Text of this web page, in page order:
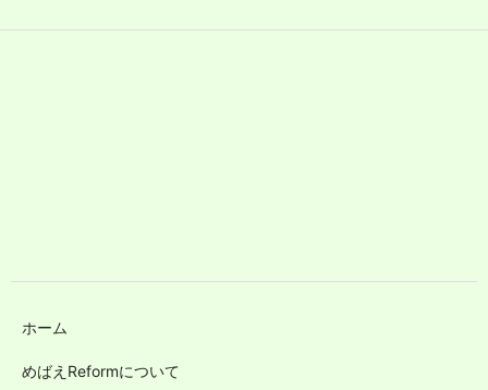
ホーム
めばえReformについて